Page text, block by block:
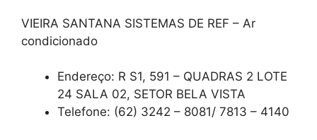
VIEIRA SANTANA SISTEMAS DE REF – Ar
condicionado
Endereço: R S1, 591 – QUADRAS 2 LOTE
24 SALA 02, SETOR BELA VISTA
Telefone: (62) 3242 – 8081/ 7813 – 4140